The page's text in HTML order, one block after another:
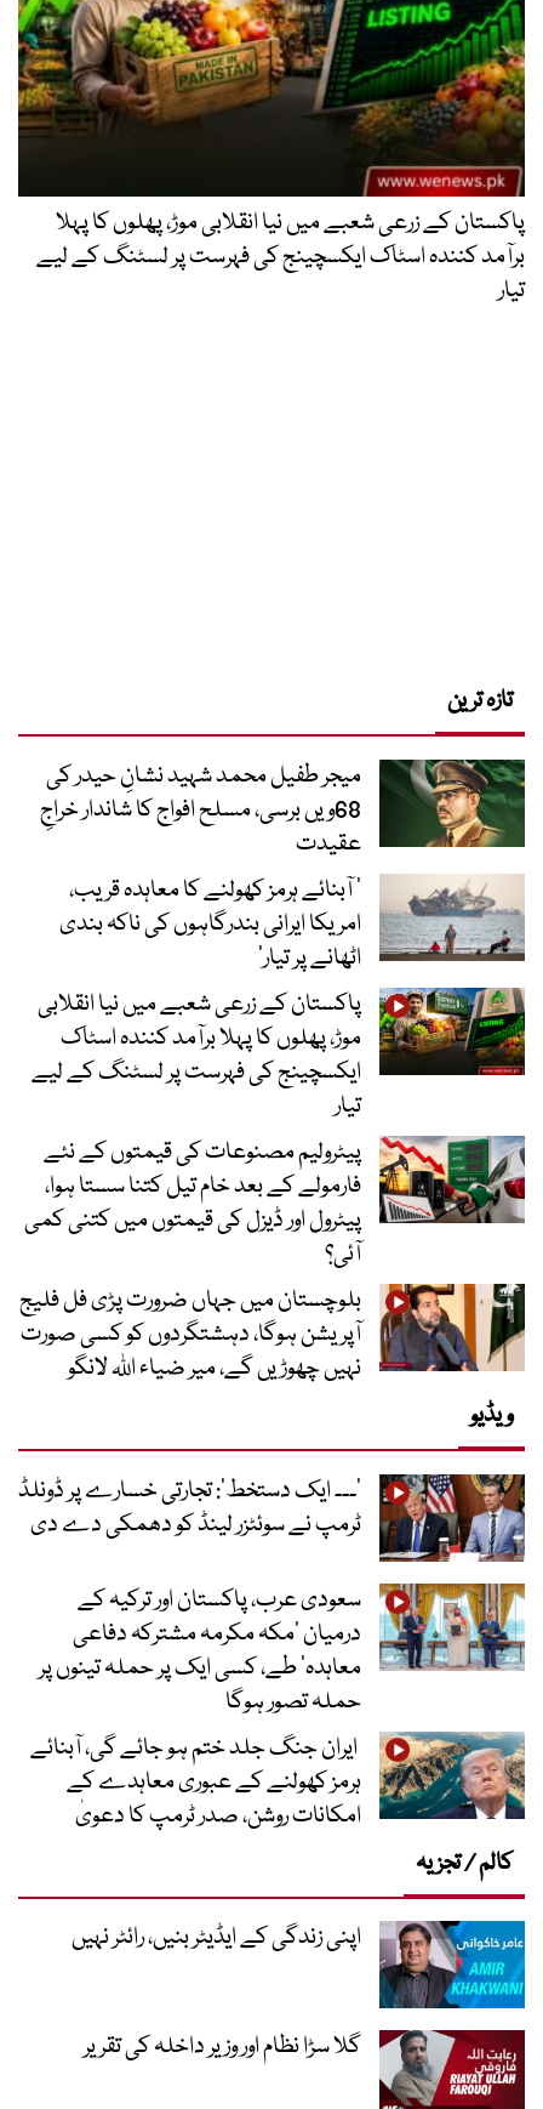
پاکستان کے زرعی شعبے میں نیا انقلابی موڑ، پھلوں کا پہلا
برآمد کنندہ اسٹاک ایکسچینج کی فہرست پر لسٹنگ کے لیے
تیار
تازہ ترین
میجر طفیل محمد شہید نشانِ حیدر کی
68ویں برسی، مسلح افواج کا شاندار خراجِ
عقیدت
’ آبنائے ہرمز کھولنے کا معاہدہ قریب،
امریکا ایرانی بندرگاہوں کی ناکہ بندی
اٹھانے پر تیار‘
پاکستان کے زرعی شعبے میں نیا انقلابی
موڑ، پھلوں کا پہلا برآمد کنندہ اسٹاک
ایکسچینج کی فہرست پر لسٹنگ کے لیے
تیار
پیٹرولیم مصنوعات کی قیمتوں کے نئے
فارمولے کے بعد خام تیل کتنا سستا ہوا،
پیٹرول اور ڈیزل کی قیمتوں میں کتنی کمی
آئی؟
بلوچستان میں جہاں ضرورت پڑی فل فلیج
آپریشن ہوگا، دہشتگردوں کو کسی صورت
نہیں چھوڑیں گے، میر ضیاء اللہ لانگو
ویڈیو
’۔۔۔ ایک دستخط‘: تجارتی خسارے پر ڈونلڈ
ٹرمپ نے سوئٹزر لینڈ کو دھمکی دے دی
سعودی عرب، پاکستان اور ترکیہ کے
درمیان ’مکہ مکرمہ مشترکہ دفاعی
معاہدہ‘ طے، کسی ایک پر حملہ تینوں پر
حملہ تصور ہوگا
ایران جنگ جلد ختم ہو جائے گی، آبنائے
ہرمز کھولنے کے عبوری معاہدے کے
امکانات روشن، صدر ٹرمپ کا دعویٰ
کالم / تجزیہ
اپنی زندگی کے ایڈیٹر بنیں، رائٹر نہیں
گلا سڑا نظام اور وزیر داخلہ کی تقریر